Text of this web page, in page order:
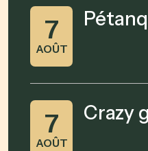
7
AOÛT
7
AOÛT
Crazy